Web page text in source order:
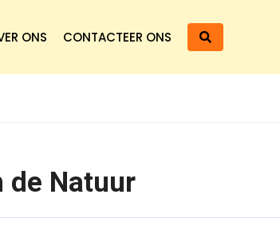
ONS CONTACTEER ONS
de Natuur